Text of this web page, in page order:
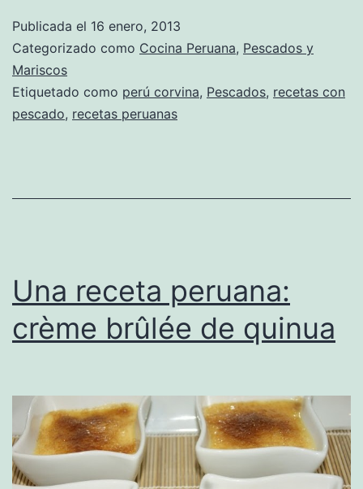
Publicada el 16 enero, 2013
Categorizado como Cocina Peruana, Pescados y
Mariscos
Etiquetado como perú corvina, Pescados, recetas con
pescado, recetas peruanas
Una receta peruana:
crème brûlée de quinua